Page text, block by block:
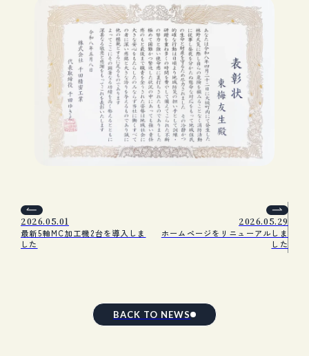
2026.05.01
最新5軸MC加工機2台を導入しま
した
2026.05.29
ホームページをリニューアルしま
した
BACK TO NEWS